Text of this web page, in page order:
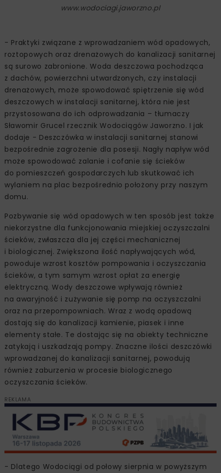
www.wodociagi.jaworzno.pl
- Praktyki związane z wprowadzaniem wód opadowych,
roztopowych oraz drenażowych do kanalizacji sanitarnej
są surowo zabronione. Woda deszczowa pochodząca
z dachów, powierzchni utwardzonych, czy instalacji
drenażowych, może spowodować spiętrzenie się wód
deszczowych w instalacji sanitarnej, która nie jest
przystosowana do ich odprowadzania – tłumaczy
Sławomir Grucel rzecznik Wodociągów Jaworzno. I jak
dodaje - Deszczówka w instalacji sanitarnej stanowi
bezpośrednie zagrożenie dla posesji. Nagły napływ wód
może spowodować zalanie i cofanie się ścieków
do pomieszczeń gospodarczych lub skutkować ich
wylaniem na plac bezpośrednio położony przy naszym
domu.
Pozbywanie się wód opadowych w ten sposób jest także
niekorzystne dla funkcjonowania miejskiej oczyszczalni
ścieków, zwłaszcza dla jej części mechanicznej
i biologicznej. Zwiększona ilość napływających wód,
powoduje wzrost kosztów pompowania i oczyszczania
ścieków, a tym samym wzrost opłat za energię
elektryczną. Wody deszczowe wpływają również
na awaryjność i zużywanie się pomp na oczyszczalni
oraz na przepompowniach. Wraz z wodą opadową
dostają się do kanalizacji kamienie, piasek i inne
elementy stałe. Te dostając się na obiekty techniczne
zatykają i uszkadzają pompy. Znaczne ilości deszczówki
wprowadzanej do kanalizacji sanitarnej, powodują
również zaburzenia w procesie biologicznego
oczyszczania ścieków.
REKLAMA
- Dlatego Wodociągi od połowy sierpnia w powyższym